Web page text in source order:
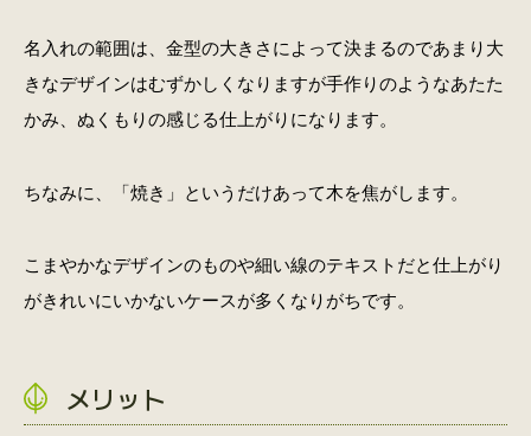
名入れの範囲は、金型の大きさによって決まるのであまり大
きなデザインはむずかしくなりますが手作りのようなあたた
かみ、ぬくもりの感じる仕上がりになります。
ちなみに、「焼き」というだけあって木を焦がします。
こまやかなデザインのものや細い線のテキストだと仕上がり
がきれいにいかないケースが多くなりがちです。
メリット